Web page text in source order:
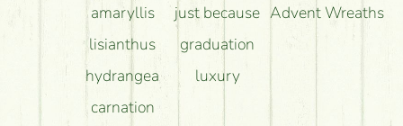
amaryllis
lisianthus
hydrangea
carnation
just because
graduation
luxury
Advent Wreaths